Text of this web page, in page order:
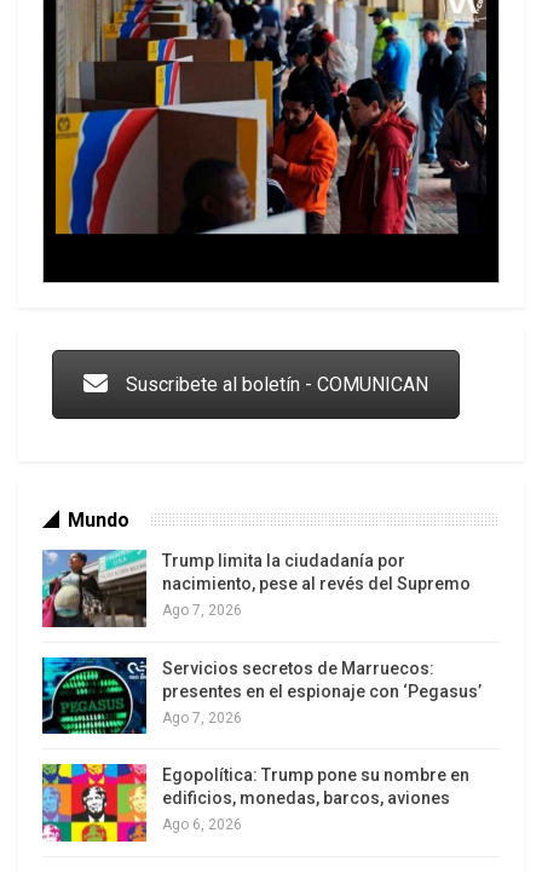
Los latinos le van dando la espalda a Trump
Suscribete al boletín - COMUNICAN
Mundo
Trump limita la ciudadanía por
nacimiento, pese al revés del Supremo
Ago 7, 2026
Servicios secretos de Marruecos:
presentes en el espionaje con ‘Pegasus’
Ago 7, 2026
Egopolítica: Trump pone su nombre en
edificios, monedas, barcos, aviones
Ago 6, 2026